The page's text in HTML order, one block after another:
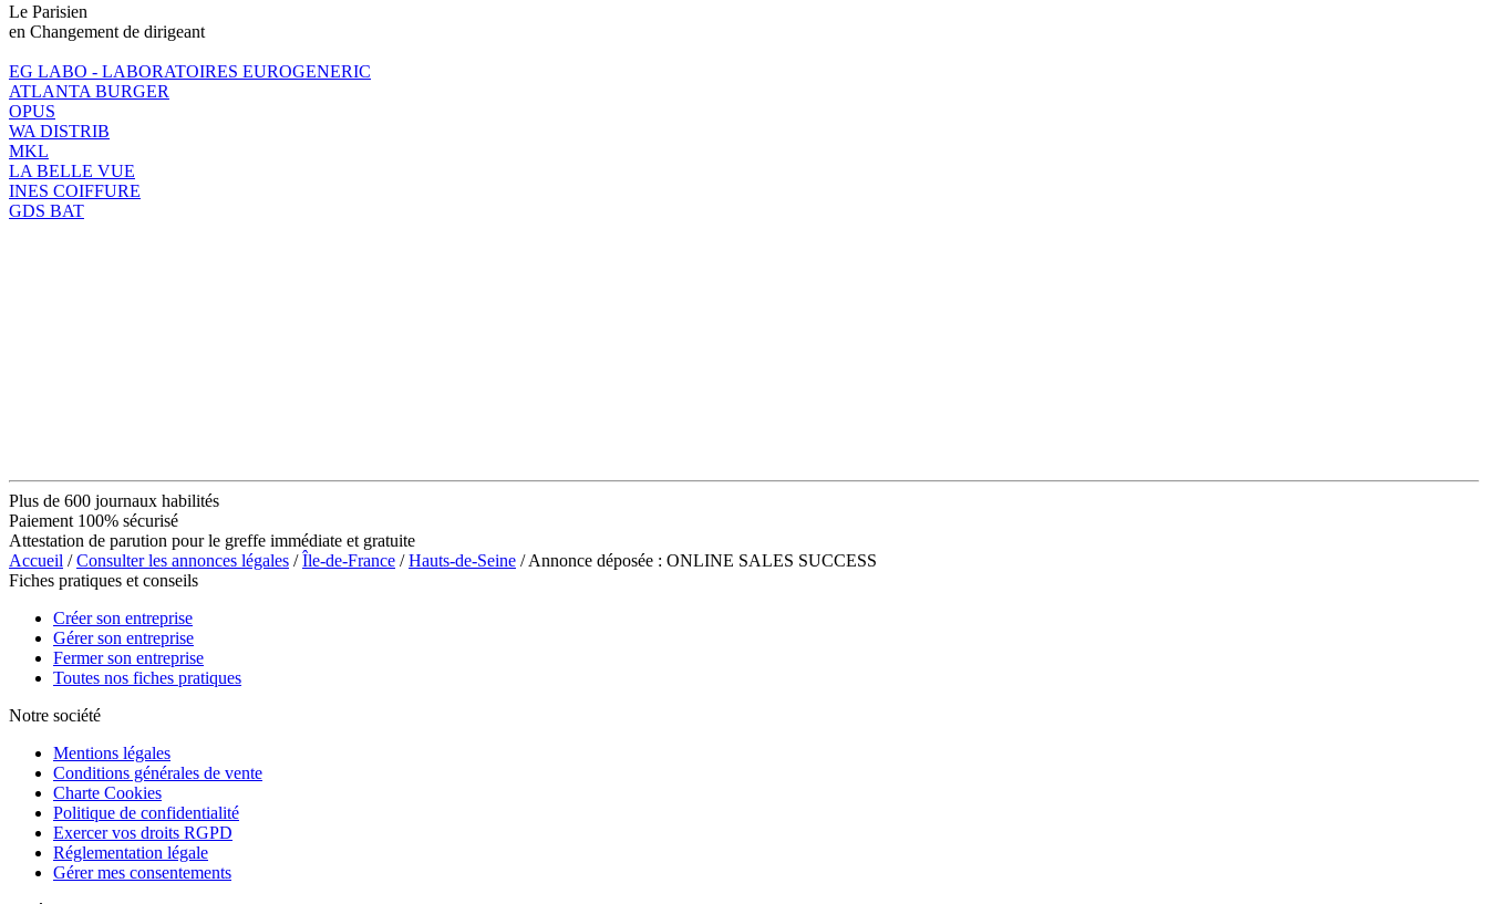
Le Parisien
en Changement de dirigeant
EG LABO - LABORATOIRES EUROGENERIC
ATLANTA BURGER
OPUS
WA DISTRIB
MKL
LA BELLE VUE
INES COIFFURE
GDS BAT
Plus de 600 journaux habilités
Paiement 100% sécurisé
Attestation de parution pour le greffe immédiate et gratuite
Accueil /Consulter les annonces légales /Île-de-France /Hauts-de-Seine / Annonce déposée : ONLINE SALES SUCCESS
Fiches pratiques et conseils
Créer son entreprise
Gérer son entreprise
Fermer son entreprise
Toutes nos fiches pratiques
Notre société
Mentions légales
Conditions générales de vente
Charte Cookies
Politique de confidentialité
Exercer vos droits RGPD
Réglementation légale
Gérer mes consentements